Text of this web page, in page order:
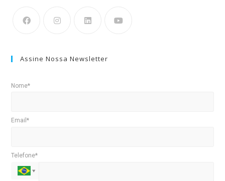
Assine Nossa Newsletter
Nome*
Email*
Telefone*